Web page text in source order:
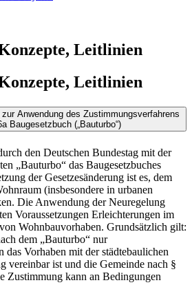
Leitlinien
Leitlinien
zur Anwendung des Zustimmungsverfahrens
Baugesetzbuch („Bauturbo“)
den Deutschen Bundestag mit der
„Bauturbo“ das Baugesetzbuches
der Gesetzesänderung ist es, dem
(insbesondere in urbanen
Die Anwendung der Neuregelung
Voraussetzungen Erleichterungen im
Wohnbauvorhaben. Grundsätzlich gilt:
dem „Bauturbo“ nur
das Vorhaben mit der städtebaulichen
vereinbar ist und die Gemeinde nach §
Zustimmung kann an Bedingungen